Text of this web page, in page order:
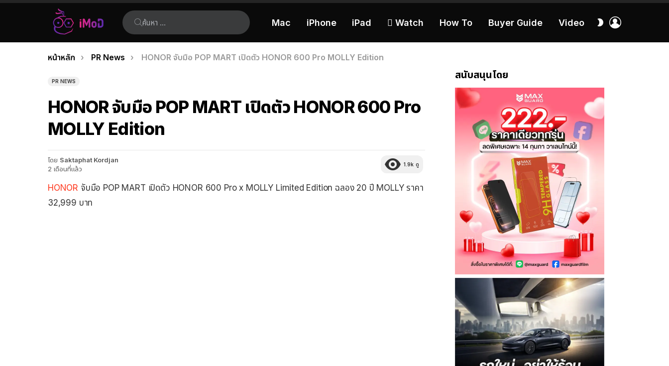
ค้นหา:
Mac iPhone iPad  Watch How To Buyer Guide Video
สลับ
เรื่อง
ล่าสุด
คุณอยู่ที่นี่:
หน้าหลัก PR News HONOR จับมือ POP MART เปิดตัว HONOR 600 Pro MOLLY Edition
PR NEWS
HONOR จับมือ POP MART เปิดตัว HONOR 600 Pro
MOLLY Edition
โดย Saktaphat Kordjan
2 เดือนที่แล้ว
1.9k ดู
HONOR จับมือ POP MART เปิดตัว HONOR 600 Pro x MOLLY Limited Edition ฉลอง 20 ปี MOLLY ราคา
32,999 บาท
สนับสนุนโดย